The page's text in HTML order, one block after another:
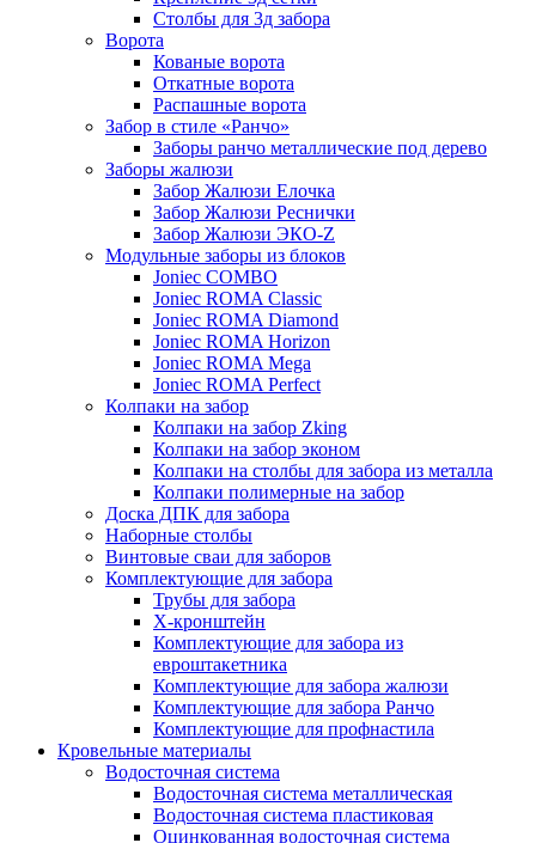
Столбы для 3д забора
Ворота
Кованые ворота
Откатные ворота
Распашные ворота
Забор в стиле «Ранчо»
Заборы ранчо металлические под дерево
Заборы жалюзи
Забор Жалюзи Елочка
Забор Жалюзи Реснички
Забор Жалюзи ЭКО-Z
Модульные заборы из блоков
Joniec COMBO
Joniec ROMA Classic
Joniec ROMA Diamond
Joniec ROMA Horizon
Joniec ROMA Mega
Joniec ROMA Perfect
Колпаки на забор
Колпаки на забор Zking
Колпаки на забор эконом
Колпаки на столбы для забора из металла
Колпаки полимерные на забор
Доска ДПК для забора
Наборные столбы
Винтовые сваи для заборов
Комплектующие для забора
Трубы для забора
Х-кронштейн
Комплектующие для забора из
евроштакетника
Комплектующие для забора жалюзи
Комплектующие для забора Ранчо
Комплектующие для профнастила
Кровельные материалы
Водосточная система
Водосточная система металлическая
Водосточная система пластиковая
Оцинкованная водосточная система